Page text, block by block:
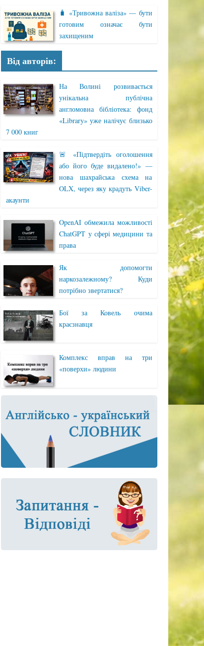
🧳 «Тривожна валіза» — бути
готовим означає бути
захищеним
Від авторів:
На Волині розвивається
унікальна публічна
англомовна бібліотека: фонд
«Library» уже налічує близько
7 000 книг
🚨 «Підтвердіть оголошення
або його буде видалено!» —
нова шахрайська схема на
OLX, через яку крадуть Viber-
акаунти
OpenAI обмежила можливості
ChatGPT у сфері медицини та
права
Як допомогти
наркозалежному? Куди
потрібно звертатися?
Бої за Ковель очима
краєзнавця
Комплекс вправ на три
«поверхи» людини